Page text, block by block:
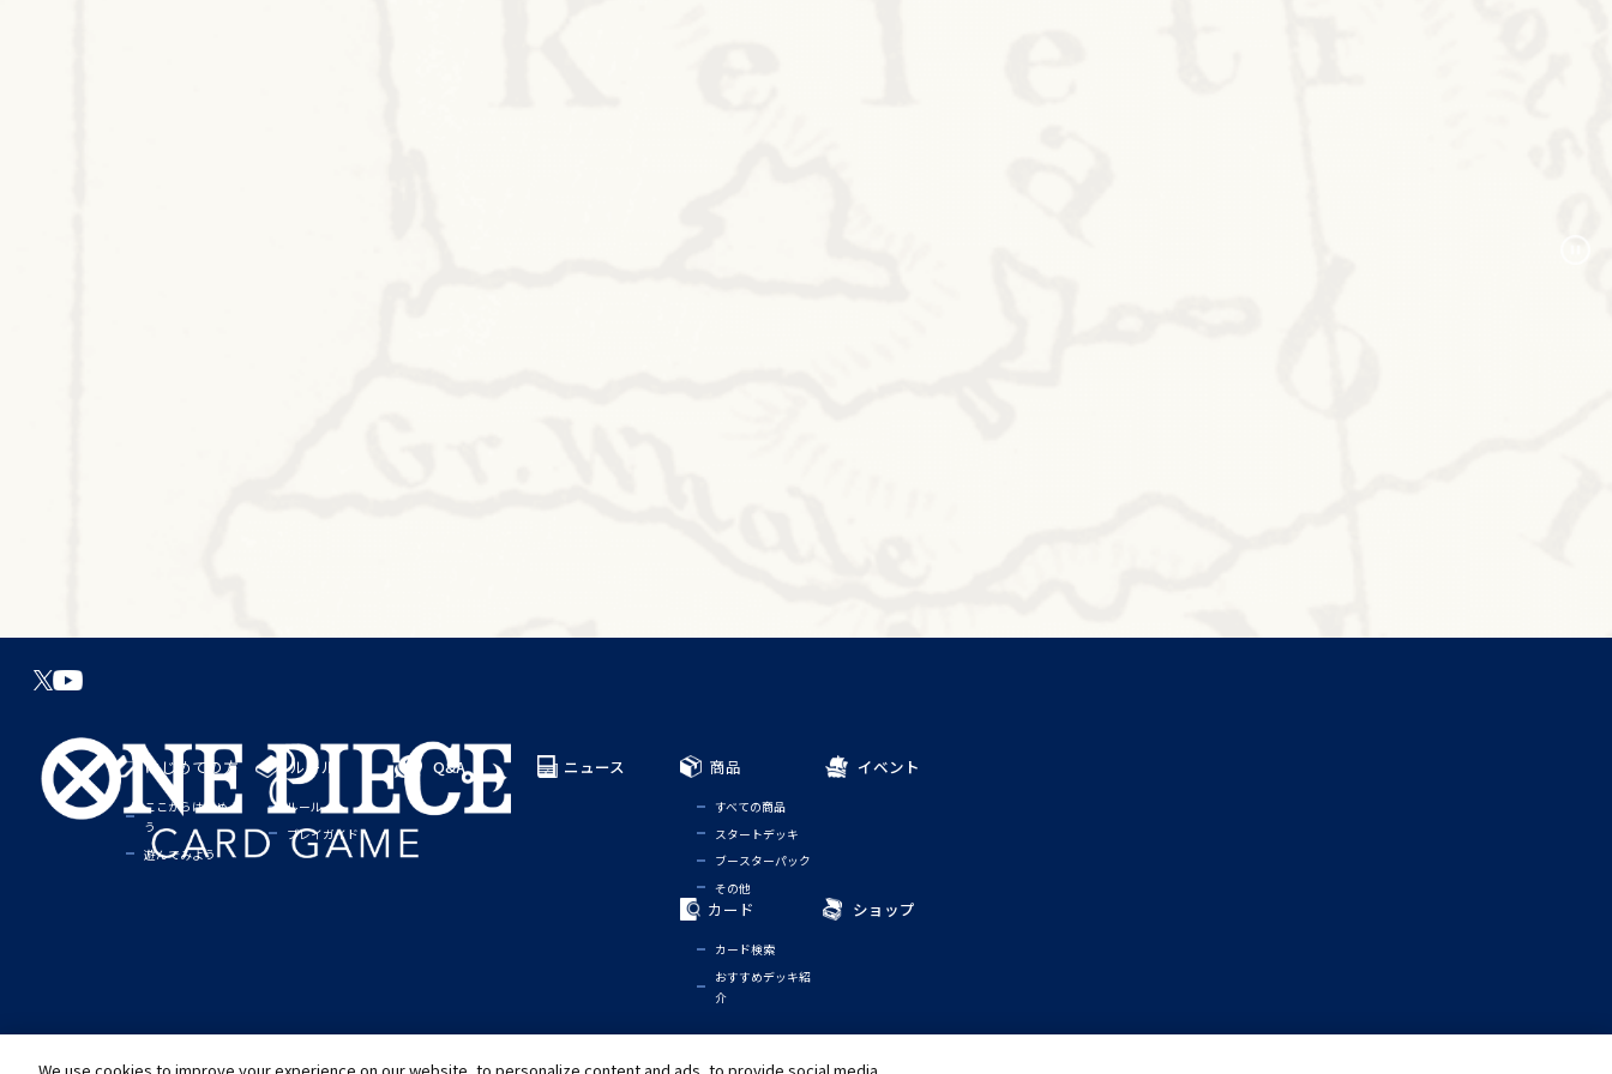
はじめての方
ここからはじめよ
う
遊んでみよう
ルール
ルール
プレイガイド
Q&A ニュース 商品
すべての商品
スタートデッキ
ブースターパック
その他
イベント
カード
カード検索
おすすめデッキ紹
介
ショップ